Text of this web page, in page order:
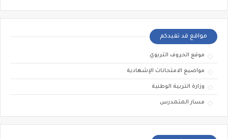
مواقع قد تفيدكم
موقع الحروف التربوي
مواضيع الامتحانات الإشهادية
وزارة التربية الوطنية
مسار المتمدرس